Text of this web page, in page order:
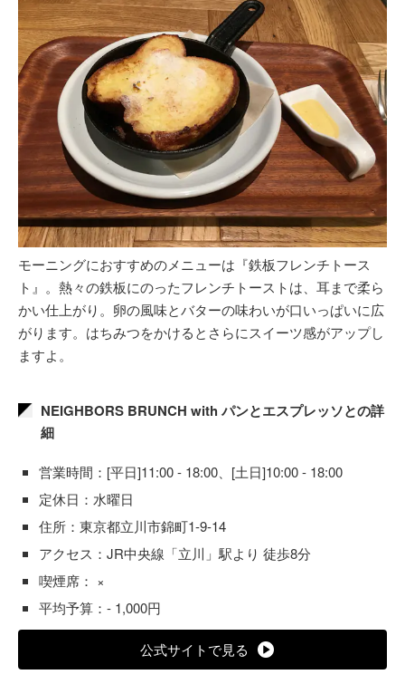
モーニングにおすすめのメニューは『鉄板フレンチトース
ト』。熱々の鉄板にのったフレンチトーストは、耳まで柔ら
かい仕上がり。卵の風味とバターの味わいが口いっぱいに広
がります。はちみつをかけるとさらにスイーツ感がアップし
ますよ。
NEIGHBORS BRUNCH with パンとエスプレッソとの詳
細
営業時間：[平日]11:00 - 18:00、[土日]10:00 - 18:00
定休日：水曜日
住所：東京都立川市錦町1-9-14
アクセス：JR中央線「立川」駅より 徒歩8分
喫煙席： ×
平均予算：- 1,000円
公式サイトで見る